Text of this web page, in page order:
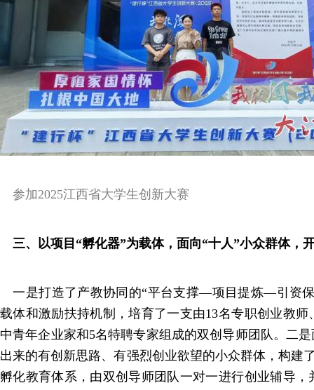
参加2025江西省大学生创新大赛
三、以项目“孵化器”为载体，面向“十人”小众群体，
一是打造了产教协同的“平台支撑—项目提炼—引资
载体和激励扶持机制，培育了一支由13名专职创业教师
中青年企业家和5名特聘专家组成的双创导师团队。二
出来的有创新思路、有强烈创业欲望的小众群体，构建
孵化教育体系，由双创导师团队一对一进行创业辅导